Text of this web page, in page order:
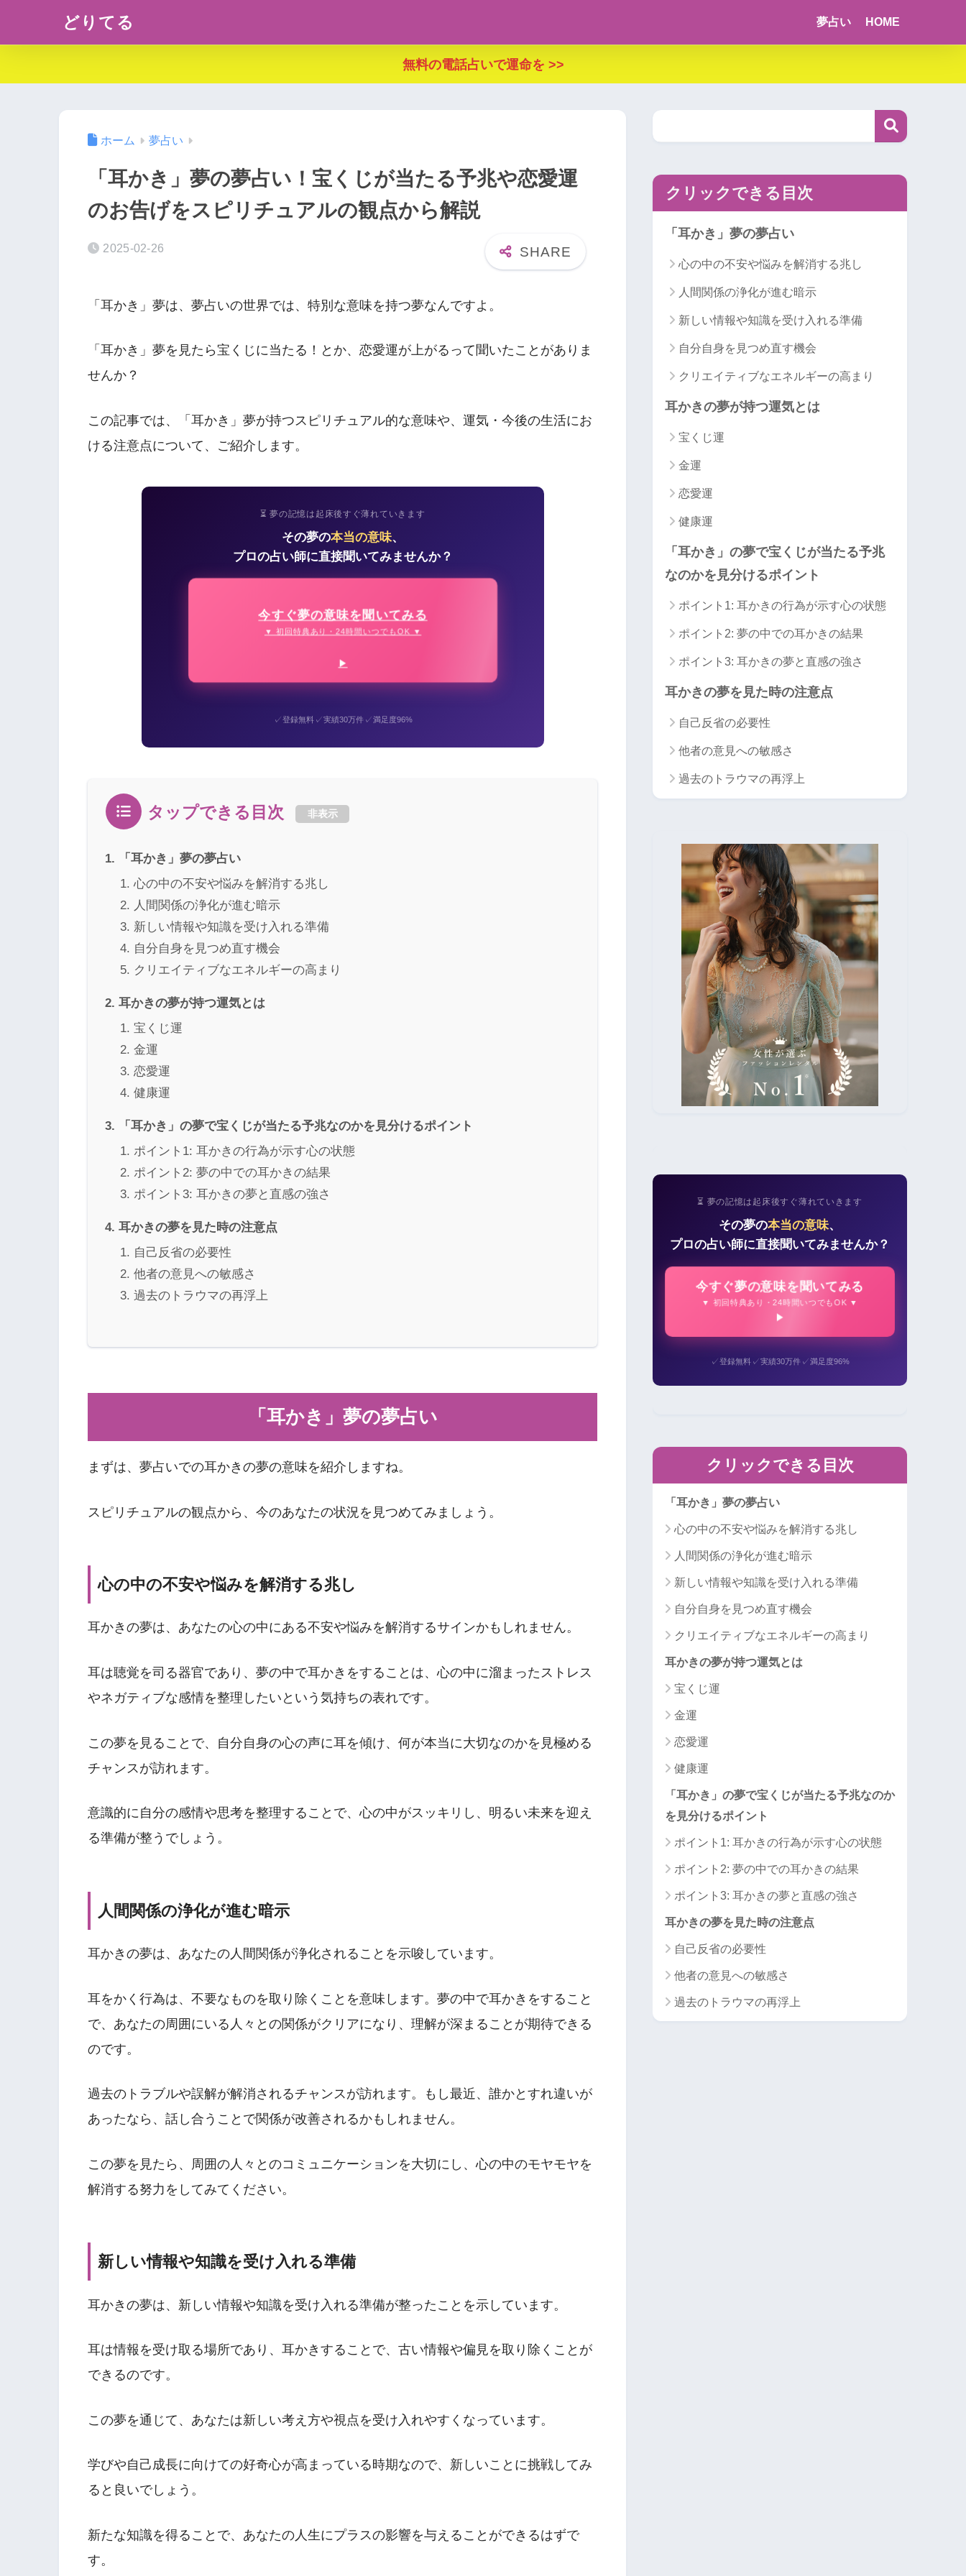
どりてる 夢占い HOME
無料の電話占いで運命を >>
ホーム 夢占い
「耳かき」夢の夢占い！宝くじが当たる予兆や恋愛運
のお告げをスピリチュアルの観点から解説
2025-02-26
「耳かき」夢は、夢占いの世界では、特別な意味を持つ夢なんですよ。
「耳かき」夢を見たら宝くじに当たる！とか、恋愛運が上がるって聞いたことがありま
せんか？
この記事では、「耳かき」夢が持つスピリチュアル的な意味や、運気・今後の生活にお
ける注意点について、ご紹介します。
⏳ 夢の記憶は起床後すぐ薄れていきます
その夢の本当の意味、
プロの占い師に直接聞いてみませんか？
今すぐ夢の意味を聞いてみる
▼ 初回特典あり・24時間いつでもOK ▼
✓登録無料✓実績30万件✓満足度96%
タップできる目次 非表示
「耳かき」夢の夢占い
心の中の不安や悩みを解消する兆し
人間関係の浄化が進む暗示
新しい情報や知識を受け入れる準備
自分自身を見つめ直す機会
クリエイティブなエネルギーの高まり
耳かきの夢が持つ運気とは
宝くじ運
金運
恋愛運
健康運
「耳かき」の夢で宝くじが当たる予兆なのかを見分けるポイント
ポイント1: 耳かきの行為が示す心の状態
ポイント2: 夢の中での耳かきの結果
ポイント3: 耳かきの夢と直感の強さ
耳かきの夢を見た時の注意点
自己反省の必要性
他者の意見への敏感さ
過去のトラウマの再浮上
「耳かき」夢の夢占い
まずは、夢占いでの耳かきの夢の意味を紹介しますね。
スピリチュアルの観点から、今のあなたの状況を見つめてみましょう。
心の中の不安や悩みを解消する兆し
耳かきの夢は、あなたの心の中にある不安や悩みを解消するサインかもしれません。
耳は聴覚を司る器官であり、夢の中で耳かきをすることは、心の中に溜まったストレス
やネガティブな感情を整理したいという気持ちの表れです。
この夢を見ることで、自分自身の心の声に耳を傾け、何が本当に大切なのかを見極める
チャンスが訪れます。
意識的に自分の感情や思考を整理することで、心の中がスッキリし、明るい未来を迎え
る準備が整うでしょう。
人間関係の浄化が進む暗示
耳かきの夢は、あなたの人間関係が浄化されることを示唆しています。
耳をかく行為は、不要なものを取り除くことを意味します。夢の中で耳かきをすること
で、あなたの周囲にいる人々との関係がクリアになり、理解が深まることが期待できる
のです。
過去のトラブルや誤解が解消されるチャンスが訪れます。もし最近、誰かとすれ違いが
あったなら、話し合うことで関係が改善されるかもしれません。
この夢を見たら、周囲の人々とのコミュニケーションを大切にし、心の中のモヤモヤを
解消する努力をしてみてください。
新しい情報や知識を受け入れる準備
耳かきの夢は、新しい情報や知識を受け入れる準備が整ったことを示しています。
耳は情報を受け取る場所であり、耳かきすることで、古い情報や偏見を取り除くことが
できるのです。
この夢を通じて、あなたは新しい考え方や視点を受け入れやすくなっています。
学びや自己成長に向けての好奇心が高まっている時期なので、新しいことに挑戦してみ
ると良いでしょう。
新たな知識を得ることで、あなたの人生にプラスの影響を与えることができるはずで
す。
クリックできる目次
「耳かき」夢の夢占い
心の中の不安や悩みを解消する兆し
人間関係の浄化が進む暗示
新しい情報や知識を受け入れる準備
自分自身を見つめ直す機会
クリエイティブなエネルギーの高まり
耳かきの夢が持つ運気とは
宝くじ運
金運
恋愛運
健康運
「耳かき」の夢で宝くじが当たる予兆
なのかを見分けるポイント
ポイント1: 耳かきの行為が示す心の状態
ポイント2: 夢の中での耳かきの結果
ポイント3: 耳かきの夢と直感の強さ
耳かきの夢を見た時の注意点
自己反省の必要性
他者の意見への敏感さ
過去のトラウマの再浮上
⏳ 夢の記憶は起床後すぐ薄れていきます
その夢の本当の意味、
プロの占い師に直接聞いてみませんか？
今すぐ夢の意味を聞いてみる
▼ 初回特典あり・24時間いつでもOK ▼
✓登録無料 ✓実績30万件 ✓満足度96%
クリックできる目次
「耳かき」夢の夢占い
心の中の不安や悩みを解消する兆し
人間関係の浄化が進む暗示
新しい情報や知識を受け入れる準備
自分自身を見つめ直す機会
クリエイティブなエネルギーの高まり
耳かきの夢が持つ運気とは
宝くじ運
金運
恋愛運
健康運
「耳かき」の夢で宝くじが当たる予兆なのか
を見分けるポイント
ポイント1: 耳かきの行為が示す心の状態
ポイント2: 夢の中での耳かきの結果
ポイント3: 耳かきの夢と直感の強さ
耳かきの夢を見た時の注意点
自己反省の必要性
他者の意見への敏感さ
過去のトラウマの再浮上